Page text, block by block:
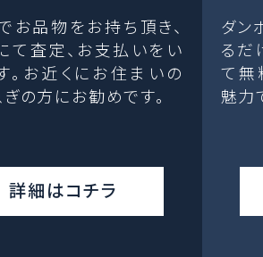
お品物をお持ち頂き、
て査定、お支払いをい
。お近くにお住まいの
ぎの方にお勧めです。
詳細はコチラ
ダン
るだ
て無
魅力